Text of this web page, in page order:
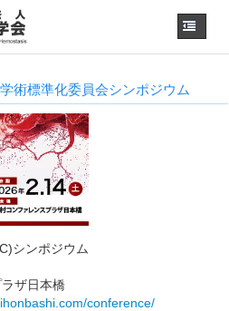
術標準化委員会シンポジウム
シンポジウム
ザ日本橋
conference/